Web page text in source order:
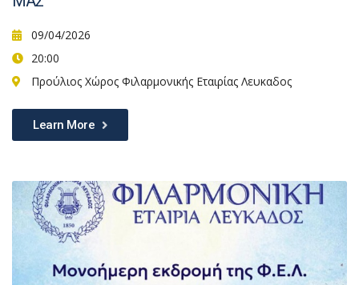
09/04/2026
20:00
Προύλιος Χώρος Φιλαρμονικής Εταιρίας Λευκαδος
Learn More